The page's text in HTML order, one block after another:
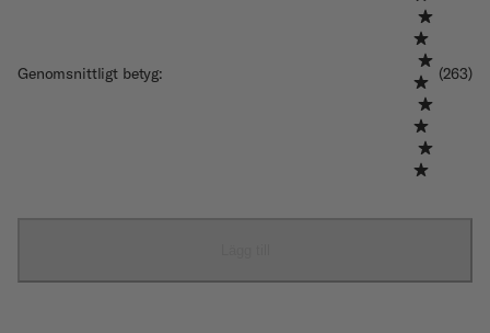
Genomsnittligt betyg: (263)